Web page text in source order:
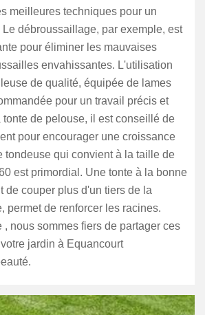
meilleures techniques pour un
débroussaillage, par exemple, est
pour éliminer les mauvaises
envahissantes. L'utilisation
de qualité, équipée de lames
pour un travail précis et
tonte de pelouse, il est conseillé de
pour encourager une croissance
tondeuse qui convient à la taille de
est primordial. Une tonte à la bonne
de couper plus d'un tiers de la
permet de renforcer les racines.
nous sommes fiers de partager ces
jardin à Equancourt